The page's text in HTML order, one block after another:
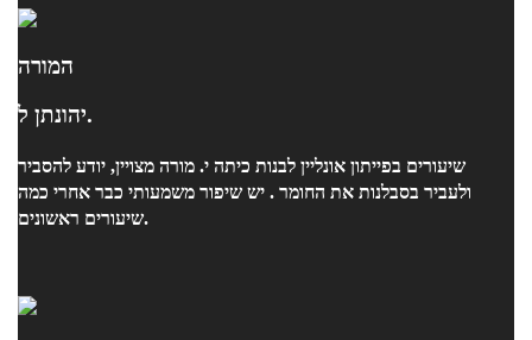
המורה
יהונתן ל.
שיעורים בפייתון אונליין לבנות כיתה י. מורה מצויין, יודע להסביר
ולעביר בסבלנות את החומר . יש שיפור משמעותי כבר אחרי כמה
שיעורים ראשונים.